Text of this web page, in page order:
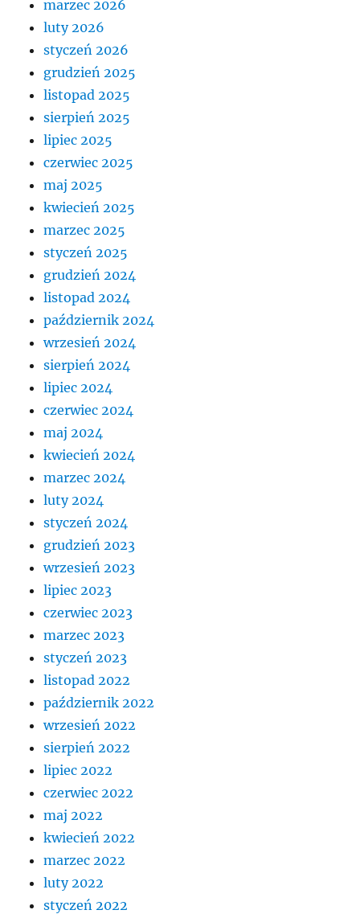
marzec 2026
luty 2026
styczeń 2026
grudzień 2025
listopad 2025
sierpień 2025
lipiec 2025
czerwiec 2025
maj 2025
kwiecień 2025
marzec 2025
styczeń 2025
grudzień 2024
listopad 2024
październik 2024
wrzesień 2024
sierpień 2024
lipiec 2024
czerwiec 2024
maj 2024
kwiecień 2024
marzec 2024
luty 2024
styczeń 2024
grudzień 2023
wrzesień 2023
lipiec 2023
czerwiec 2023
marzec 2023
styczeń 2023
listopad 2022
październik 2022
wrzesień 2022
sierpień 2022
lipiec 2022
czerwiec 2022
maj 2022
kwiecień 2022
marzec 2022
luty 2022
styczeń 2022